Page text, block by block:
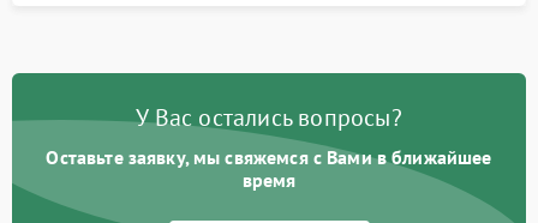
У Вас остались вопросы?
Оставьте заявку, мы свяжемся с Вами в ближайшее
время